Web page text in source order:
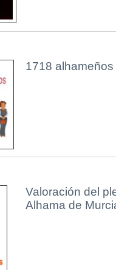
1718
Valoración del
Alhama de